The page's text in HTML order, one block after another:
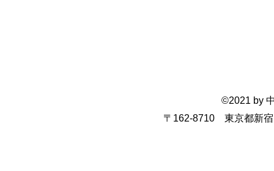
©2021 by
〒162-8710 東京都新